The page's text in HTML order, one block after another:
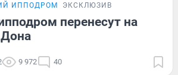
ИППОДРОМ ЭКСКЛЮЗИВ
перенесут на
9 972 40